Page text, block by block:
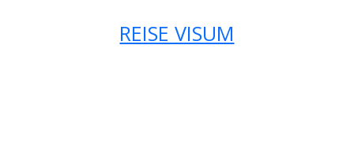
REISE VISUM